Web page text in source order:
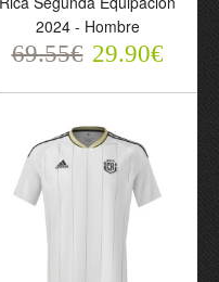
69.55€ 29.90€
2024 - Hombre
69.55€ 29.90€